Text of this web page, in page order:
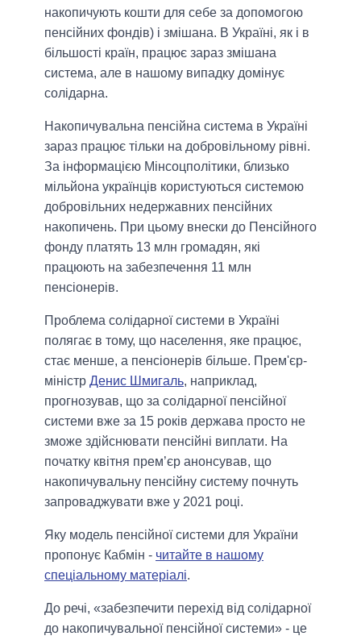
накопичують кошти для себе за допомогою
пенсійних фондів) і змішана. В Україні, як і в
більшості країн, працює зараз змішана
система, але в нашому випадку домінує
солідарна.
Накопичувальна пенсійна система в Україні
зараз працює тільки на добровільному рівні.
За інформацією Мінсоцполітики, близько
мільйона українців користуються системою
добровільних недержавних пенсійних
накопичень. При цьому внески до Пенсійного
фонду платять 13 млн громадян, які
працюють на забезпечення 11 млн
пенсіонерів.
Проблема солідарної системи в Україні
полягає в тому, що населення, яке працює,
стає менше, а пенсіонерів більше. Прем'єр-
міністр Денис Шмигаль, наприклад,
прогнозував, що за солідарної пенсійної
системи вже за 15 років держава просто не
зможе здійснювати пенсійні виплати. На
початку квітня прем’єр анонсував, що
накопичувальну пенсійну систему почнуть
запроваджувати вже у 2021 році.
Яку модель пенсійної системи для України
пропонує Кабмін - читайте в нашому
спеціальному матеріалі.
До речі, «забезпечити перехід від солідарної
до накопичувальної пенсійної системи» - це